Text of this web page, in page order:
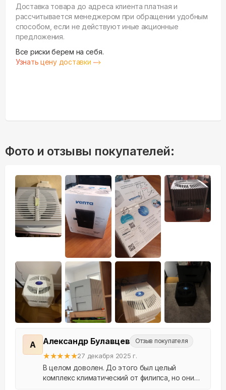
Доставка товара до адреса клиента платная и
рассчитывается менеджером при обращении удобным
способом, если не действуют иные акционные
предложения.
Все риски берем на себя.
Узнать цену доставки
Фото и отзывы покупателей:
А Александр Булавцев Отзыв покупателя
★★★★★27 декабря 2025 г.
В целом доволен. До этого был целый
комплекс климатический от филипса, но они